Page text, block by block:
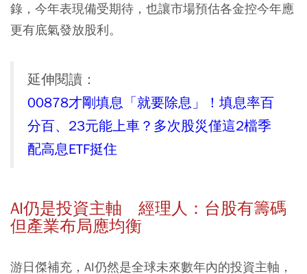
錄，今年表現備受期待，也讓市場預估各金控今年應
更有底氣發放股利。
延伸閱讀：
00878才剛填息「就要除息」！填息率百
分百、23元能上車？多次股災僅這2檔季
配高息ETF挺住
AI仍是投資主軸 經理人：台股有籌碼
但產業布局應均衡
游日傑補充，AI仍然是全球未來數年內的投資主軸，